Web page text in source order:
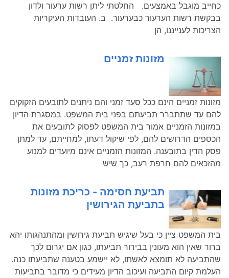
כחייב מוגבל באמצעים. החלטתי ליתן רשות ערעור ולדון
בבקשת רשות הערעור כבערעור. ב. העובדות העיקריות
הצריכות לענייננו, הן
מזונות זמניים
מזונות זמניים הינם ככל סעד זמני והם ניתנים לתובעים הזקוקים
להם עד שתתברר תביעתם בפני בית המשפט. במסגרת הדיון
במזונות הזמניים אמור בית המשפט לפסוק לתובעים את
הכספים הדרושים להם, לפי שיקול דעתו, למחייתם, עד למתן
פסק הדין בתובענה. המזונות הזמניים אינם מיועדים למנוע
מהזכאים להם חרפת רעב, כך שיש
תביעת חסימה - כריכת מזונות
בתביעת הגירושין
בית המשפט ציין כי בעל שיגיש תביעת גירושין ומהתנהגותו יהא
ברור שאין הוא מעונין בבירור תביעתו, כגון אם יגרום לכך
שהתביעה לא תומצא לאשתו, לא יישמע בטענה שתביעתו כנה.
העלמת קיום התביעה ועיכוב הדיון מעידים כי מדובר בתביעות